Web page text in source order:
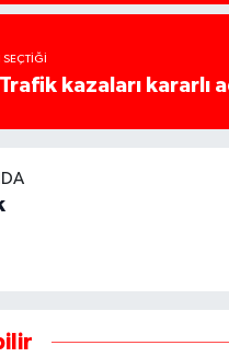
SEÇTIĞI
kazaları kararlı